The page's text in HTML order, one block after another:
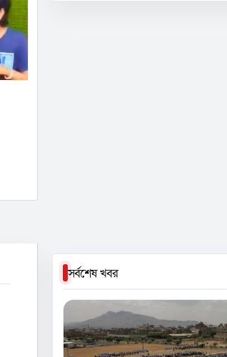
সর্বশেষ খবর